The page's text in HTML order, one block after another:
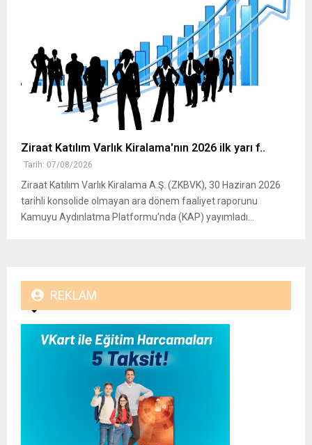
Ziraat Katılım Varlık Kiralama'nın 2026 ilk yarı f..
Tarih: 07/08/2026
Ziraat Katılım Varlık Kiralama A.Ş. (ZKBVK), 30 Haziran 2026
tarihli konsolide olmayan ara dönem faaliyet raporunu
Kamuyu Aydınlatma Platformu'nda (KAP) yayımladı...
REKLAM